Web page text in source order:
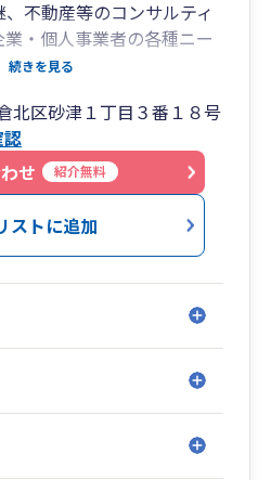
不動産等のコンサルティ
・個人事業者の各種ニー
務所です。弁護士、司法
プを考えている方、お気
士]３名 ［スタッフ数］
続きを見る
北区砂津１丁目３番１８号
せ
紹介無料
ストに追加